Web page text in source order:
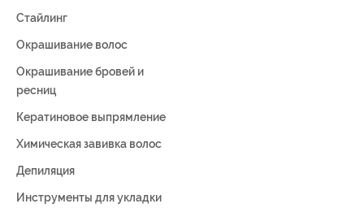
Стайлинг
Окрашивание волос
Окрашивание бровей и
ресниц
Кератиновое выпрямление
Химическая завивка волос
Депиляция
Инструменты для укладки